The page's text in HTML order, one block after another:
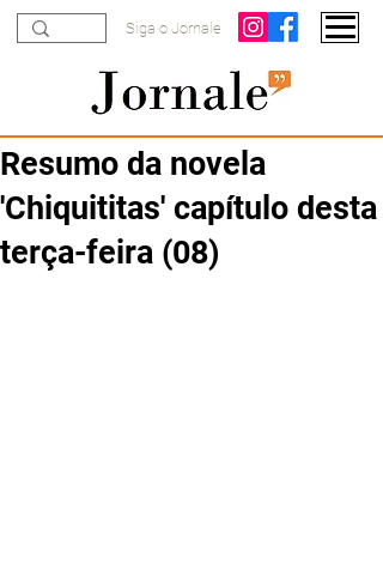
Siga o Jornale
Resumo da novela
'Chiquititas' capítulo desta
terça-feira (08)